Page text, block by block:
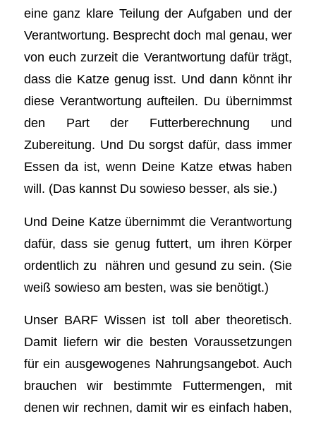
eine ganz klare Teilung der Aufgaben und der
Verantwortung. Besprecht doch mal genau, wer
von euch zurzeit die Verantwortung dafür trägt,
dass die Katze genug isst. Und dann könnt ihr
diese Verantwortung aufteilen. Du übernimmst
den Part der Futterberechnung und
Zubereitung. Und Du sorgst dafür, dass immer
Essen da ist, wenn Deine Katze etwas haben
will. (Das kannst Du sowieso besser, als sie.)
Und Deine Katze übernimmt die Verantwortung
dafür, dass sie genug futtert, um ihren Körper
ordentlich zu nähren und gesund zu sein. (Sie
weiß sowieso am besten, was sie benötigt.)
Unser BARF Wissen ist toll aber theoretisch.
Damit liefern wir die besten Voraussetzungen
für ein ausgewogenes Nahrungsangebot. Auch
brauchen wir bestimmte Futtermengen, mit
denen wir rechnen, damit wir es einfach haben,